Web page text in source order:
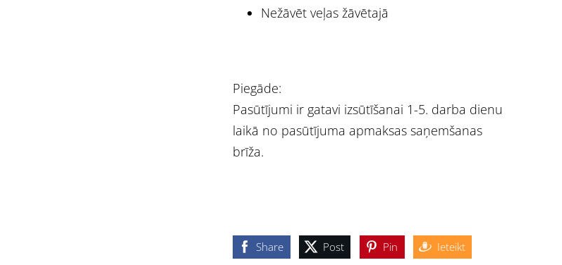
Nežāvēt veļas žāvētajā
Piegāde:
Pasūtījumi ir gatavi izsūtīšanai 1-5. darba dienu
laikā no pasūtījuma apmaksas saņemšanas
brīža.
Share Post Pin Ieteikt